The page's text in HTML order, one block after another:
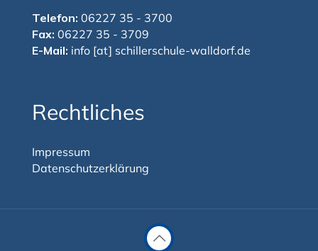
Telefon: 06227 35 - 3700
Fax: 06227 35 - 3709
E-Mail: info [at] schillerschule-walldorf.de
Rechtliches
Impressum
Datenschutzerklärung